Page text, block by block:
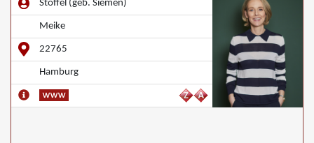
Stoffel (geb. Siemen)
Meike
22765
Hamburg